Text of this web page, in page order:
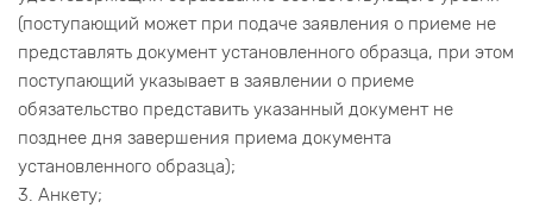
(поступающий может при подаче заявления о приеме не
представлять документ установленного образца, при этом
поступающий указывает в заявлении о приеме
обязательство представить указанный документ не
позднее дня завершения приема документа
установленного образца);
3. Анкету;